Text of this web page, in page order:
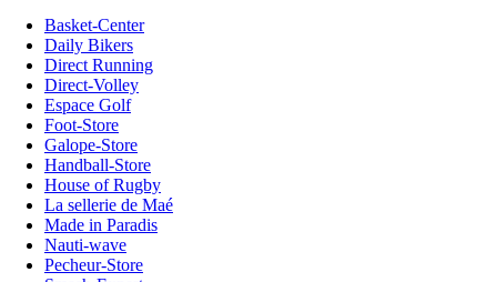
Basket-Center
Daily Bikers
Direct Running
Direct-Volley
Espace Golf
Foot-Store
Galope-Store
Handball-Store
House of Rugby
La sellerie de Maé
Made in Paradis
Nauti-wave
Pecheur-Store